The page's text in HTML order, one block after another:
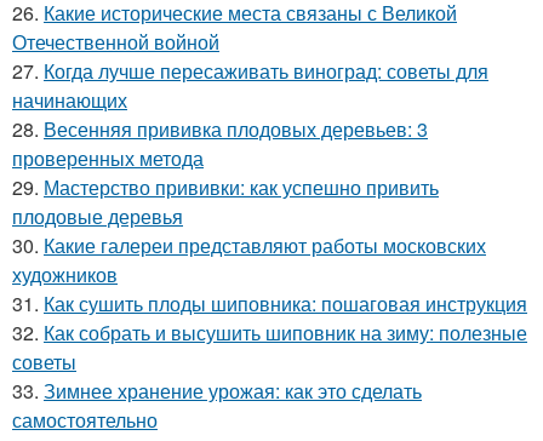
26. Какие исторические места связаны с Великой
Отечественной войной
27. Когда лучше пересаживать виноград: советы для
начинающих
28. Весенняя прививка плодовых деревьев: 3
проверенных метода
29. Мастерство прививки: как успешно привить
плодовые деревья
30. Какие галереи представляют работы московских
художников
31. Как сушить плоды шиповника: пошаговая инструкция
32. Как собрать и высушить шиповник на зиму: полезные
советы
33. Зимнее хранение урожая: как это сделать
самостоятельно